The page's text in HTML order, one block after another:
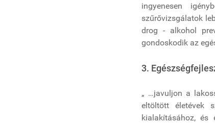
ingyenesen
szűrővizsgálatok
drog - alkohol
gondoskodik az
3.
„ …javuljon a
eltöltött életévek
kialakításához, és